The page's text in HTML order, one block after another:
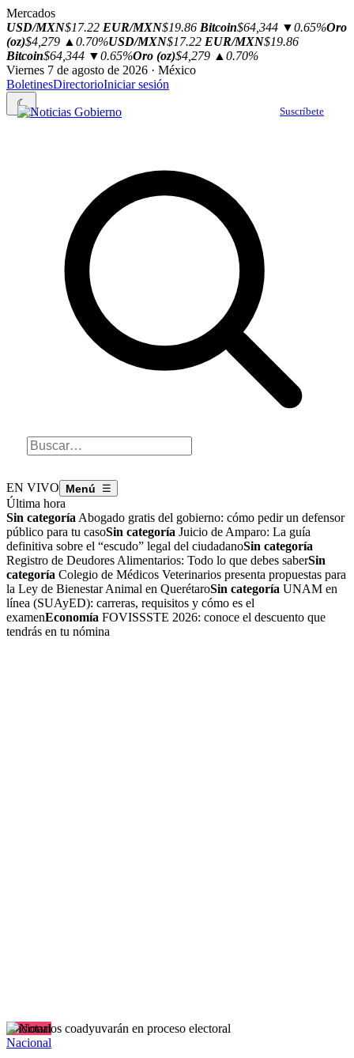
Mercados
USD/MXN$17.22 EUR/MXN$19.86 Bitcoin$64,344 ▼0.65%Oro
(oz)$4,279 ▲0.70%USD/MXN$17.22 EUR/MXN$19.86
Bitcoin$64,344 ▼0.65%Oro (oz)$4,279 ▲0.70%
Viernes 7 de agosto de 2026 · México
BoletinesDirectorioIniciar sesión
☾
Suscríbete
EN VIVO ☰
Última hora
Sin categoríaAbogado gratis del gobierno: cómo pedir un defensor
público para tu casoSin categoría Juicio de Amparo: La guía
definitiva sobre el “escudo” legal del ciudadanoSin categoría
Registro de Deudores Alimentarios: Todo lo que debes saberSin
categoría Colegio de Médicos Veterinarios presenta propuestas para
la Ley de Bienestar Animal en QuerétaroSin categoría UNAM en
línea (SUAyED): carreras, requisitos y cómo es el
examenEconomía FOVISSSTE 2026: conoce el descuento que
tendrás en tu nómina
Nacional
Nacional